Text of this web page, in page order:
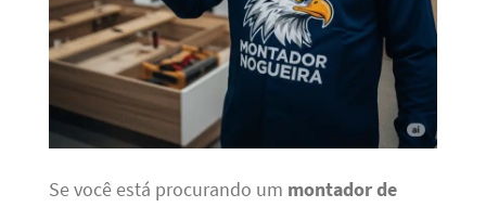
Se você está procurando um montador de